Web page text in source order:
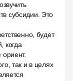
субсидии. Это
будет
когда
так и в целях